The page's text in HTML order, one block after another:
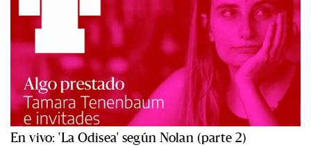
En vivo: 'La Odisea' según Nolan (parte 2)